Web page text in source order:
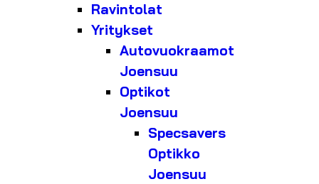
Ravintolat
Yritykset
Autovuokraamot
Joensuu
Optikot
Joensuu
Specsavers
Optikko
Joensuu